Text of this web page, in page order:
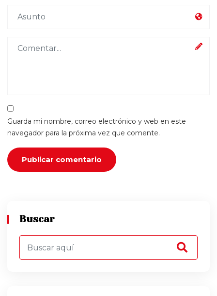
Guarda mi nombre, correo electrónico y web en este
navegador para la próxima vez que comente.
Buscar